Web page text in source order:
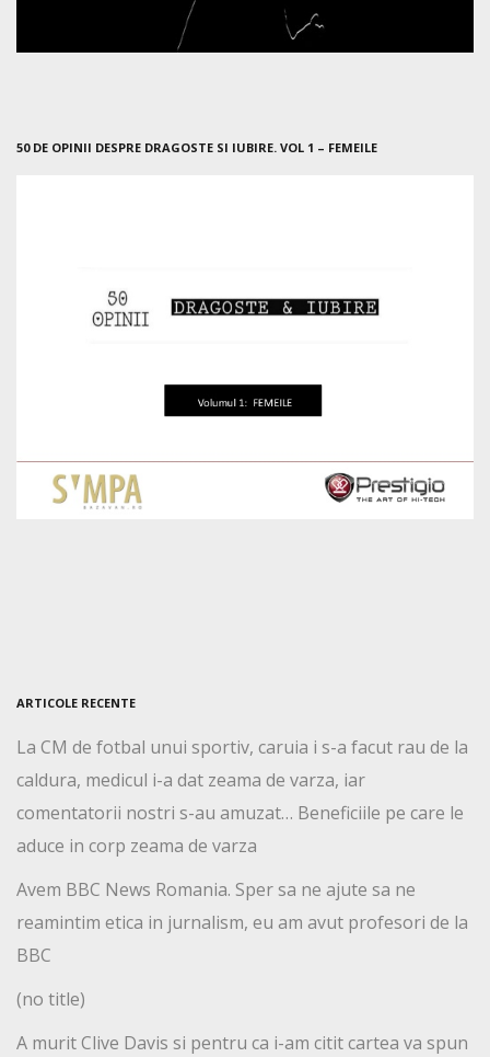
50 DE OPINII DESPRE DRAGOSTE SI IUBIRE. VOL 1 – FEMEILE
ARTICOLE RECENTE
La CM de fotbal unui sportiv, caruia i s-a facut rau de la
caldura, medicul i-a dat zeama de varza, iar
comentatorii nostri s-au amuzat… Beneficiile pe care le
aduce in corp zeama de varza
Avem BBC News Romania. Sper sa ne ajute sa ne
reamintim etica in jurnalism, eu am avut profesori de la
BBC
(no title)
A murit Clive Davis si pentru ca i-am citit cartea va spun